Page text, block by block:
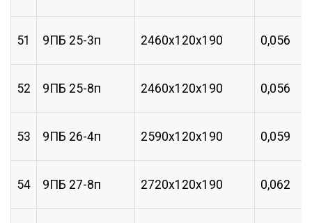
51 9ПБ 25-3п 2460х120х190 0,056
52 9ПБ 25-8п 2460х120х190 0,056
53 9ПБ 26-4п 2590х120х190 0,059
54 9ПБ 27-8п 2720х120х190 0,062